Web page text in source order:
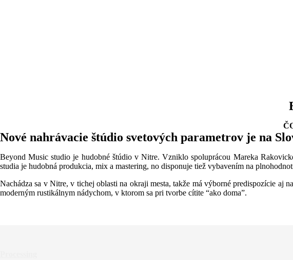
Nové nahrávacie štúdio svetových parametrov je na
Beyond Music studio je hudobné štúdio v Nitre. Vzniklo spoluprácou Mareka
studia je hudobná produkcia, mix a mastering, no disponuje tiež vybavením na
Nachádza sa v Nitre, v tichej oblasti na okraji mesta, takže má výborné predispozície aj
moderným rustikálnym nádychom, v ktorom sa pri tvorbe cítite “ako doma”.